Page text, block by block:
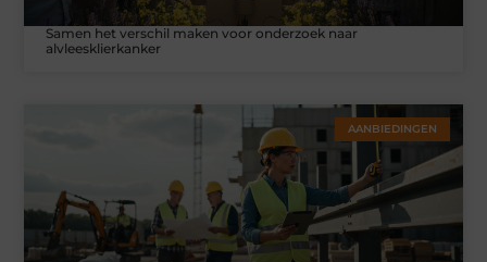
Samen het verschil maken voor onderzoek naar
alvleesklierkanker
AANBIEDINGEN